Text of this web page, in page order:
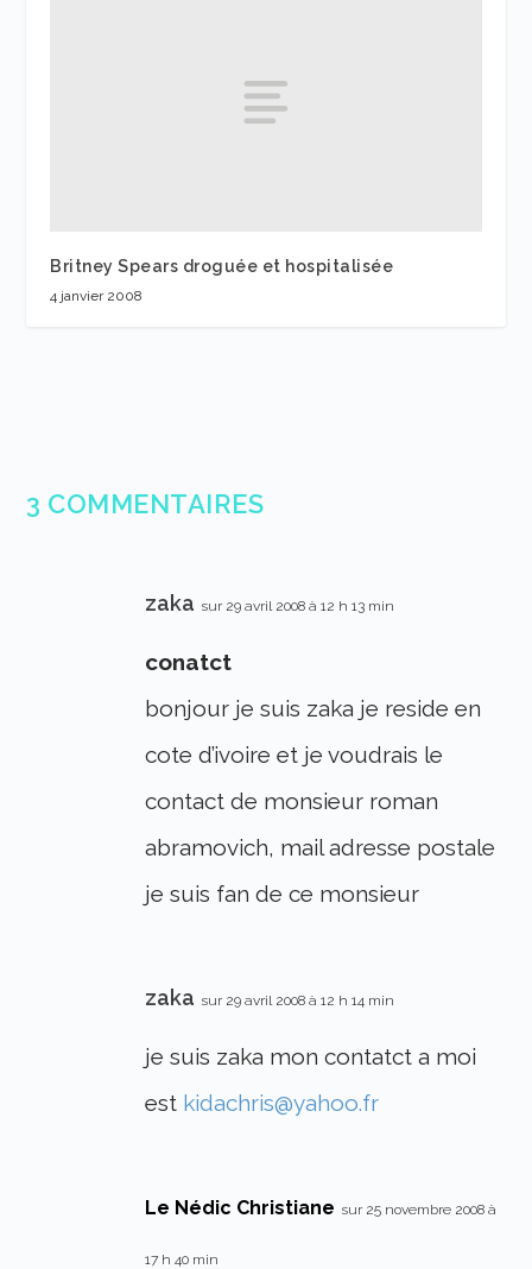
Britney Spears droguée et hospitalisée
4 janvier 2008
3 COMMENTAIRES
zaka sur 29 avril 2008 à 12 h 13 min
conatct
bonjour je suis zaka je reside en
cote d’ivoire et je voudrais le
contact de monsieur roman
abramovich, mail adresse postale
je suis fan de ce monsieur
zaka sur 29 avril 2008 à 12 h 14 min
je suis zaka mon contatct a moi
est kidachris@yahoo.fr
Le Nédic Christiane sur 25 novembre 2008 à
17 h 40 min